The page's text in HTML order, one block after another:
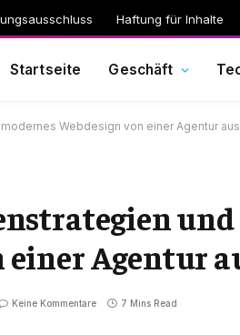
Haftung für Inhalte
Startseite Geschäft
Webdesign von einer Agentur
und
einer Agentur
Keine Kommentare 7 Mins Read